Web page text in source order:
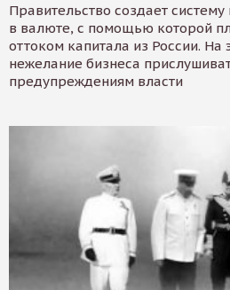
Правительство создает
в валюте, с помощью которой
оттоком капитала из России. На
нежелание бизнеса
предупреждениям власти